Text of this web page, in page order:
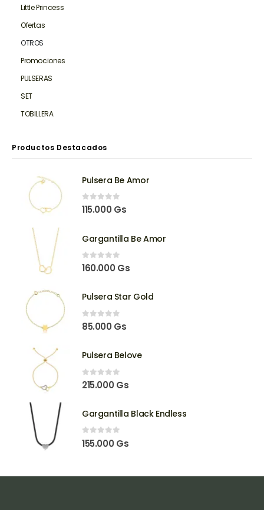
Little Princess
Ofertas
OTROS
Promociones
PULSERAS
SET
TOBILLERA
Productos Destacados
Pulsera Be Amor
0out of 5
115.000 Gs
Gargantilla Be Amor
0out of 5
160.000 Gs
Pulsera Star Gold
0out of 5
85.000 Gs
Pulsera Belove
0out of 5
215.000 Gs
Gargantilla Black Endless
0out of 5
155.000 Gs